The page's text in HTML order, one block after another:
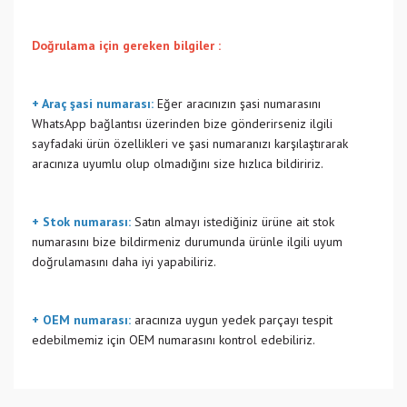
Doğrulama için gereken bilgiler :
+ Araç şasi numarası: Eğer aracınızın şasi numarasını
WhatsApp bağlantısı üzerinden bize gönderirseniz ilgili
sayfadaki ürün özellikleri ve şasi numaranızı karşılaştırarak
aracınıza uyumlu olup olmadığını size hızlıca bildiririz.
+ Stok numarası: Satın almayı istediğiniz ürüne ait stok
numarasını bize bildirmeniz durumunda ürünle ilgili uyum
doğrulamasını daha iyi yapabiliriz.
+ OEM numarası: aracınıza uygun yedek parçayı tespit
edebilmemiz için OEM numarasını kontrol edebiliriz.